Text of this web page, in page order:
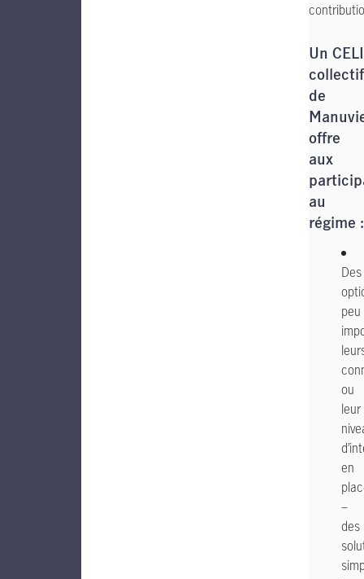
Un CELI
collectif
de
offre
aux
au
régime :
Des
peu
ou
leur
en
–
des